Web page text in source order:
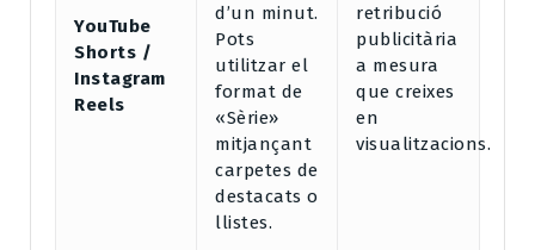
YouTube
Shorts /
Instagram
Reels
d’un minut.
Pots
utilitzar el
format de
«Sèrie»
mitjançant
carpetes de
destacats o
llistes.
retribució
publicitària
a mesura
que creixes
en
visualitzacions.